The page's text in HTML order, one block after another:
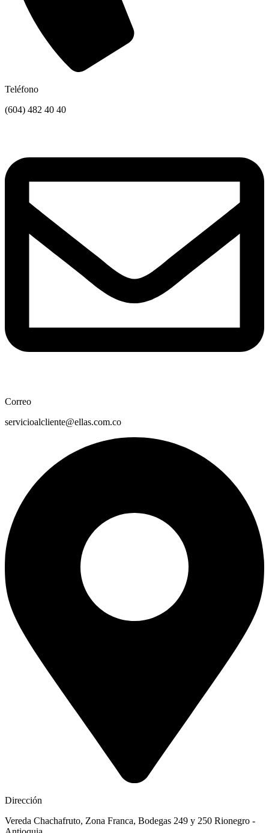
Teléfono
(604) 482 40 40
Correo
servicioalcliente@ellas.com.co
Dirección
Vereda Chachafruto, Zona Franca, Bodegas 249 y 250 Rionegro -